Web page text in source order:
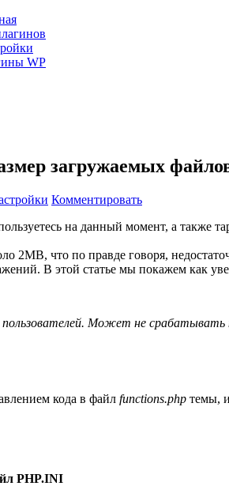
WP
загружаемых
Комментировать
на данный момент, а
2MB, что по правде говоря,
В этой статье мы покажем как
пользователей. Может не
кода в файл functions.php темы,
PHP.INI